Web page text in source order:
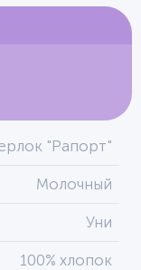
"Рапорт"
Молочный
Уни
100% хлопок